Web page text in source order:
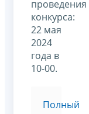
проведения
конкурса:
22 мая
2024
года в
10-00.
Полный